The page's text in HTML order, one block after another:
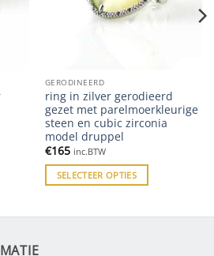
GERODINEERD
ring in zilver gerodieerd
gezet met parelmoerkleurige
steen en cubic zirconia
model druppel
€165 inc.BTW
SELECTEER OPTIES